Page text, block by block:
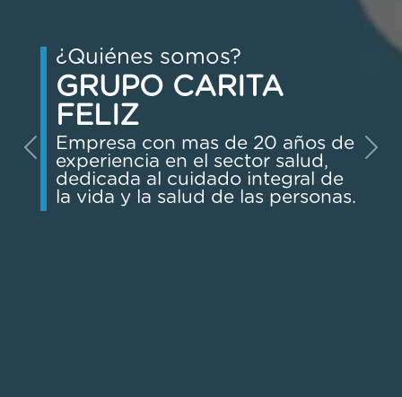
¿Quiénes somos?
GRUPO CARITA
FELIZ
Empresa con mas de 20 años de
experiencia en el sector salud,
dedicada al cuidado integral de
la vida y la salud de las personas.
Previous